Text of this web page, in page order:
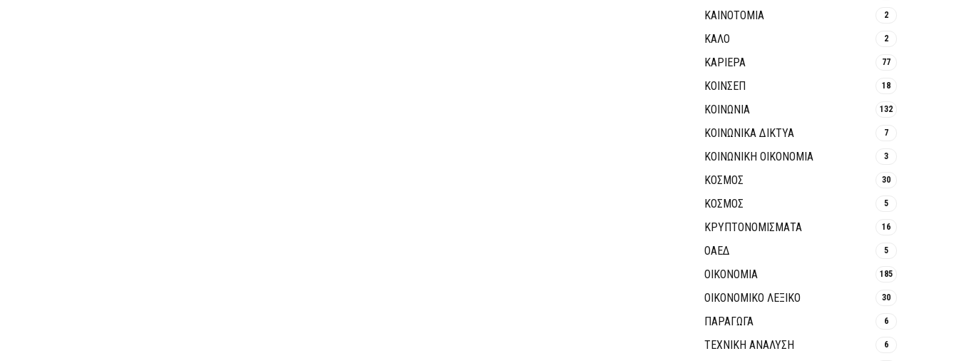
ΚΑΙΝΟΤΟΜΊΑ 2
ΚΑΛΟ 2
ΚΑΡΙΕΡΑ 77
ΚΟΙΝΣΕΠ 18
ΚΟΙΝΩΝΙΑ 132
ΚΟΙΝΩΝΙΚΆ ΔΊΚΤΥΑ 7
ΚΟΙΝΩΝΙΚΉ ΟΙΚΟΝΟΜΊΑ 3
ΚΟΣΜΟΣ 30
ΚΟΣΜΟΣ 5
ΚΡΥΠΤΟΝΟΜΊΣΜΑΤΑ 16
ΟΑΕΔ 5
ΟΙΚΟΝΟΜΙΑ 185
ΟΙΚΟΝΟΜΙΚΟ ΛΕΞΙΚΟ 30
ΠΑΡΑΓΩΓΑ 6
ΤΕΧΝΙΚΗ ΑΝΑΛΥΣΗ 6